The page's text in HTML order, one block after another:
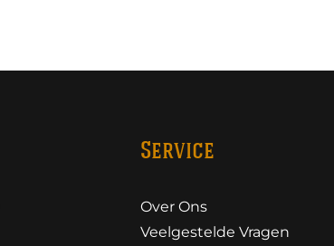
Service
Over Ons
Veelgestelde Vragen